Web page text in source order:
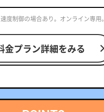
度制御の場合あり。オンライン専用。
金プラン詳細をみる